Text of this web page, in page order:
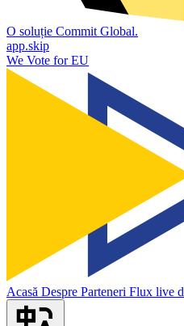
O soluție Commit Global.
app.skip
We Vote for EU
Acasă Despre Parteneri Flux live